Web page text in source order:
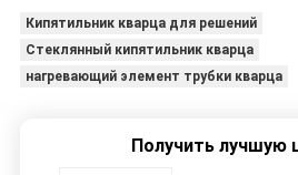
Кипятильник кварца для решений
Стеклянный кипятильник кварца
нагревающий элемент трубки кварца
Получить лучшую